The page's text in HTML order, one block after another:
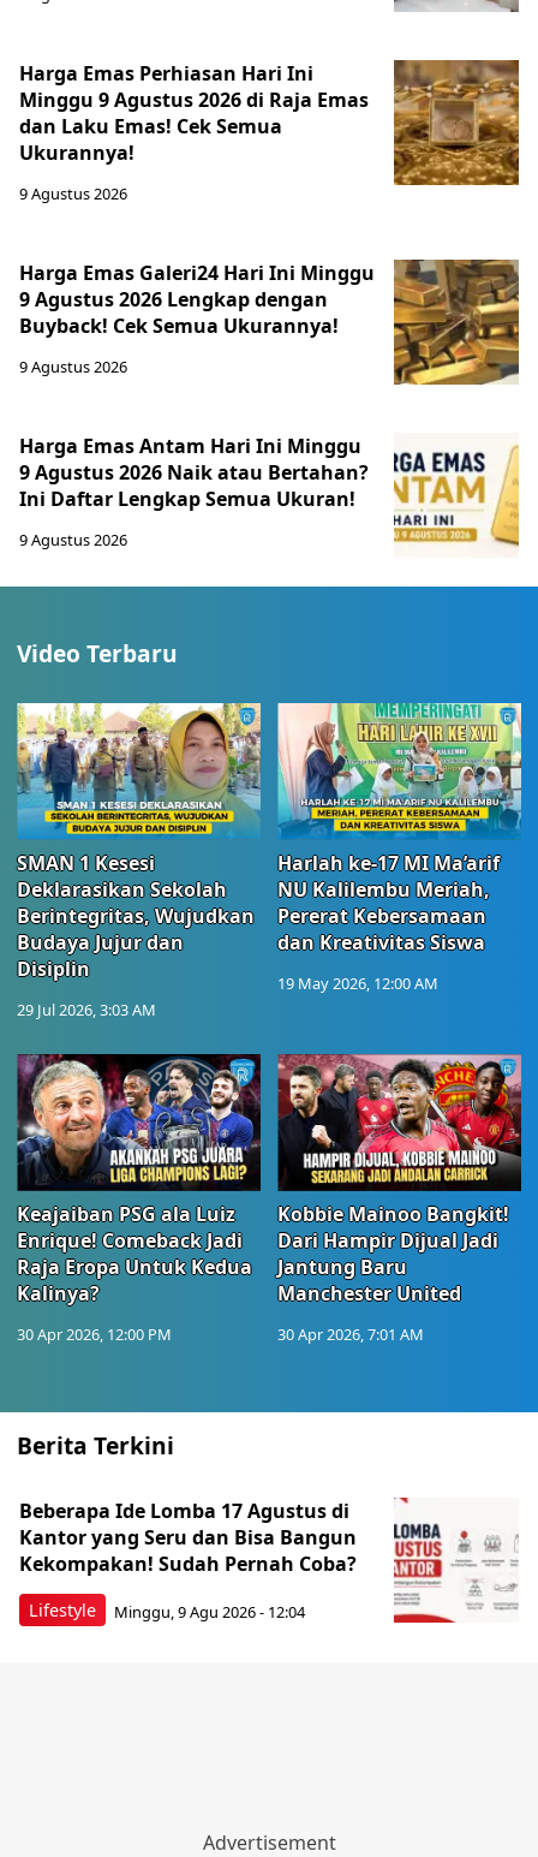
Harga Emas Perhiasan Hari Ini
Minggu 9 Agustus 2026 di Raja Emas
dan Laku Emas! Cek Semua
Ukurannya!
9 Agustus 2026
Harga Emas Galeri24 Hari Ini Minggu
9 Agustus 2026 Lengkap dengan
Buyback! Cek Semua Ukurannya!
9 Agustus 2026
Harga Emas Antam Hari Ini Minggu
9 Agustus 2026 Naik atau Bertahan?
Ini Daftar Lengkap Semua Ukuran!
9 Agustus 2026
Video Terbaru
SMAN 1 Kesesi
Deklarasikan Sekolah
Berintegritas, Wujudkan
Budaya Jujur dan
Disiplin
29 Jul 2026, 3:03 AM
Harlah ke-17 MI Ma’arif
NU Kalilembu Meriah,
Pererat Kebersamaan
dan Kreativitas Siswa
19 May 2026, 12:00 AM
Keajaiban PSG ala Luiz
Enrique! Comeback Jadi
Raja Eropa Untuk Kedua
Kalinya?
30 Apr 2026, 12:00 PM
Kobbie Mainoo Bangkit!
Dari Hampir Dijual Jadi
Jantung Baru
Manchester United
30 Apr 2026, 7:01 AM
Berita Terkini
Lifestyle
Beberapa Ide Lomba 17 Agustus di
Kantor yang Seru dan Bisa Bangun
Kekompakan! Sudah Pernah Coba?
Minggu, 9 Agu 2026 - 12:04